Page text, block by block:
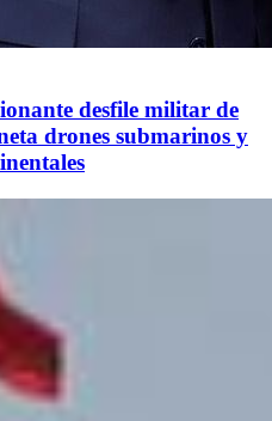
desfile militar de
drones submarinos y